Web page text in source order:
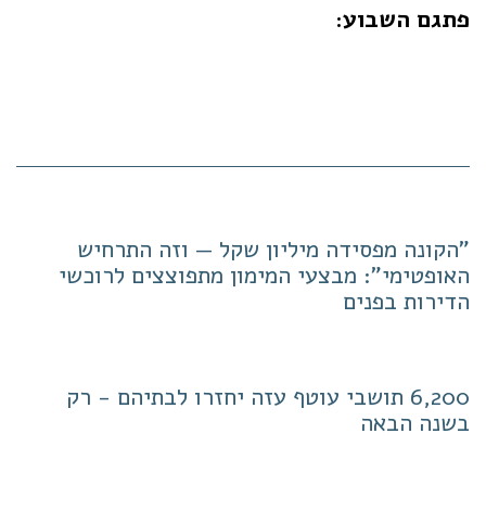
פתגם השבוע:
"הקונה מפסידה מיליון שקל — וזה התרחיש
האופטימי": מבצעי המימון מתפוצצים לרוכשי
הדירות בפנים
6,200 תושבי עוטף עזה יחזרו לבתיהם - רק
בשנה הבאה